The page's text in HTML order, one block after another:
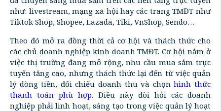
như: livestream, mạng xã hội hay các trang TMĐT như
Tiktok Shop, Shopee, Lazada, Tiki, VnShop, Sendo…
Theo đó mở ra đồng thời cả cơ hội và thách thức cho
các chủ doanh nghiệp kinh doanh TMĐT. Cơ hội nằm ở
việc thị trường đang mở rộng, nhu cầu mua sắm trực
tuyến tăng cao, nhưng thách thức lại đến từ việc quản
lý dòng tiền, đối chiếu doanh thu và chọnhình thức
thanh toán phù hợp. Điều này đòi hỏi các doanh
nghiệp phải linh hoạt, sáng tạo trong việc quản lý hoạt